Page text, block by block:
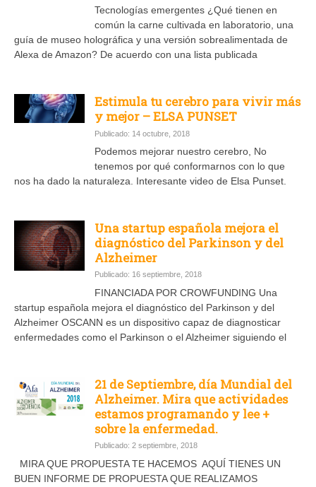
Tecnologías emergentes ¿Qué tienen en
común la carne cultivada en laboratorio, una
guía de museo holográfica y una versión sobrealimentada de
Alexa de Amazon? De acuerdo con una lista publicada
Estimula tu cerebro para vivir más
y mejor – ELSA PUNSET
Publicado: 14 octubre, 2018
Podemos mejorar nuestro cerebro, No
tenemos por qué conformarnos con lo que
nos ha dado la naturaleza. Interesante video de Elsa Punset.
Una startup española mejora el
diagnóstico del Parkinson y del
Alzheimer
Publicado: 16 septiembre, 2018
FINANCIADA POR CROWFUNDING Una
startup española mejora el diagnóstico del Parkinson y del
Alzheimer OSCANN es un dispositivo capaz de diagnosticar
enfermedades como el Parkinson o el Alzheimer siguiendo el
21 de Septiembre, día Mundial del
Alzheimer. Mira que actividades
estamos programando y lee +
sobre la enfermedad.
Publicado: 2 septiembre, 2018
MIRA QUE PROPUESTA TE HACEMOS AQUÍ TIENES UN
BUEN INFORME DE PROPUESTA QUE REALIZAMOS